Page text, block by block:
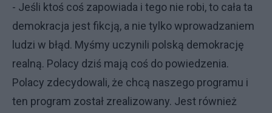
- Jeśli ktoś coś zapowiada i tego nie robi, to cała ta
demokracja jest fikcją, a nie tylko wprowadzaniem
ludzi w błąd. Myśmy uczynili polską demokrację
realną. Polacy dziś mają coś do powiedzenia.
Polacy zdecydowali, że chcą naszego programu i
ten program został zrealizowany. Jest również